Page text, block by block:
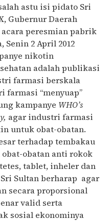
astu isi pidato Sri
Gubernur Daerah
peresmian pabrik
2 April 2012
nikotin
adalah publikasi
farmasi berskala
farmasi “menyuap”
kampanye WHO’s
agar industri farmasi
untuk obat-obatan.
terhadap tembakau
obatan anti rokok
tablet, inheler dan
Sultan berharap agar
secara proporsional
valid serta
sosial ekonominya